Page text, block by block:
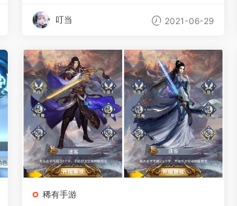
叮当 2021-06-29
稀有手游